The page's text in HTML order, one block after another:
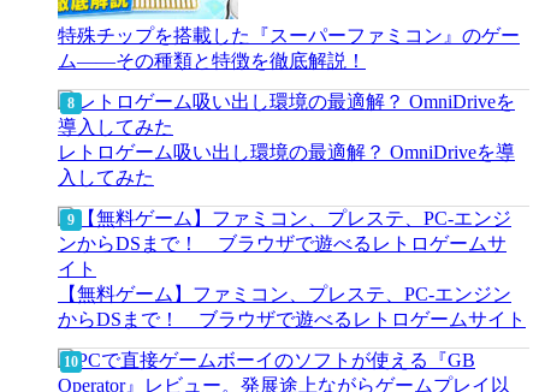
特殊チップを搭載した『スーパーファミコン』のゲー
ム――その種類と特徴を徹底解説！
レトロゲーム吸い出し環境の最適解？ OmniDriveを導
入してみた
【無料ゲーム】ファミコン、プレステ、PC-エンジン
からDSまで！ ブラウザで遊べるレトロゲームサイト